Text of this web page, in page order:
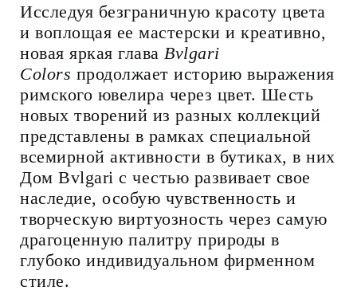
Исследуя безграничную красоту цвета
и воплощая ее мастерски и креативно,
новая яркая глава Bvlgari
Colors продолжает историю выражения
римского ювелира через цвет. Шесть
новых творений из разных коллекций
представлены в рамках специальной
всемирной активности в бутиках, в них
Дом Bvlgari с честью развивает свое
наследие, особую чувственность и
творческую виртуозность через самую
драгоценную палитру природы в
глубоко индивидуальном фирменном
стиле.